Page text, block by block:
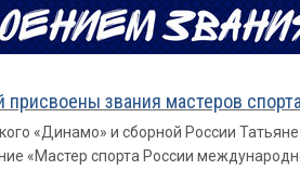
звания мастеров
«Динамо» и сборной России
«Мастер спорта России